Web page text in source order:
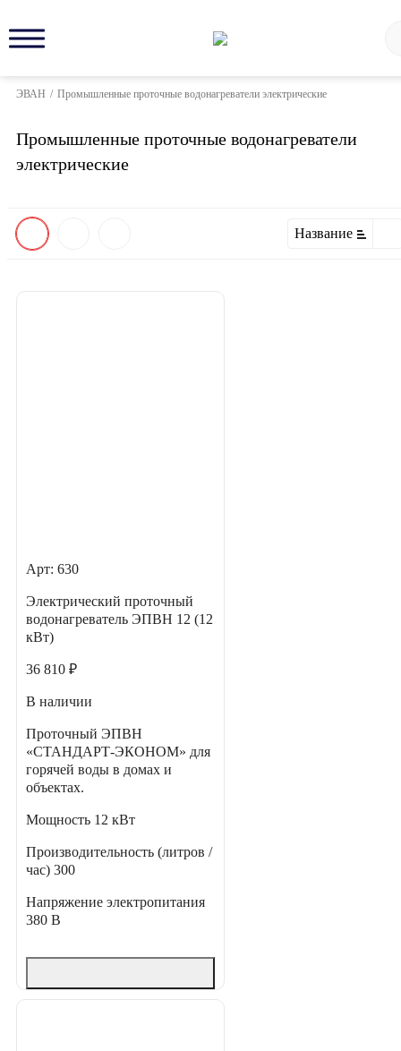
ЭВАН / Промышленные проточные водонагреватели электрические
Промышленные проточные водонагреватели
электрические
Название
Арт: 630
Электрический проточный
водонагреватель ЭПВН 12 (12
кВт)
36 810 ₽
В наличии
Проточный ЭПВН
«СТАНДАРТ-ЭКОНОМ» для
горячей воды в домах и
объектах.
Мощность 12 кВт
Производительность (литров /
час) 300
Напряжение электропитания
380 В